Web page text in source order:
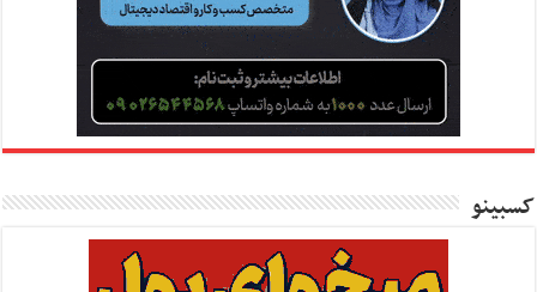
کسبینو